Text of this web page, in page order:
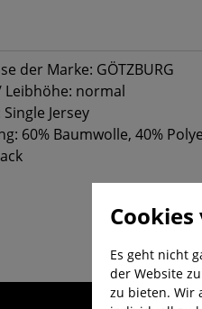
der Marke: GÖTZBURG
normal
Jersey
60% Baumwolle, 40%
Kauf auf
Es geht nicht
der Website
zu bieten. Wir